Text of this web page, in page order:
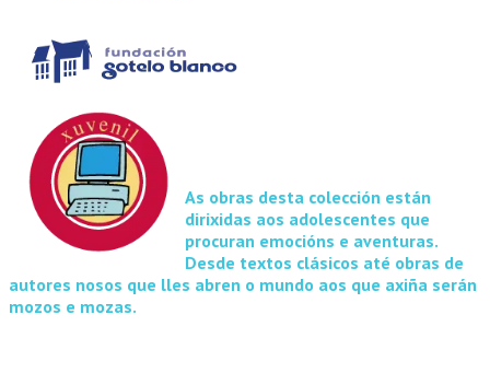
As obras desta colección están
dirixidas aos adolescentes que
procuran emocións e aventuras.
Desde textos clásicos até obras de
autores nosos que lles abren o mundo aos que axiña serán
mozos e mozas.